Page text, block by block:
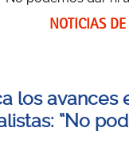
NOTICIAS
los avances
“No